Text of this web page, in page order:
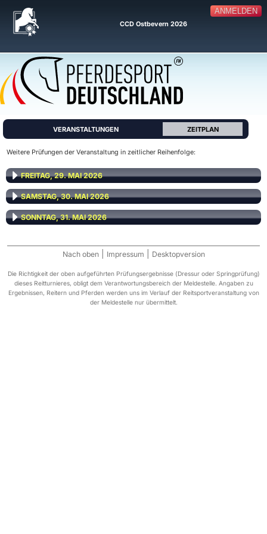
ANMELDEN
CCD Ostbevern 2026
VERANSTALTUNGEN ZEITPLAN
Weitere Prüfungen der Veranstaltung in zeitlicher Reihenfolge:
FREITAG, 29. MAI 2026
SAMSTAG, 30. MAI 2026
SONNTAG, 31. MAI 2026
Nach oben Impressum Desktopversion
Die Richtigkeit der oben aufgeführten Prüfungsergebnisse (Dressur oder Springprüfung)
dieses Reitturnieres, obligt dem Verantwortungsbereich der Meldestelle. Angaben zu
Ergebnissen, Reitern und Pferden werden uns im Verlauf der Reitsportveranstaltung von
der Meldestelle nur übermittelt.